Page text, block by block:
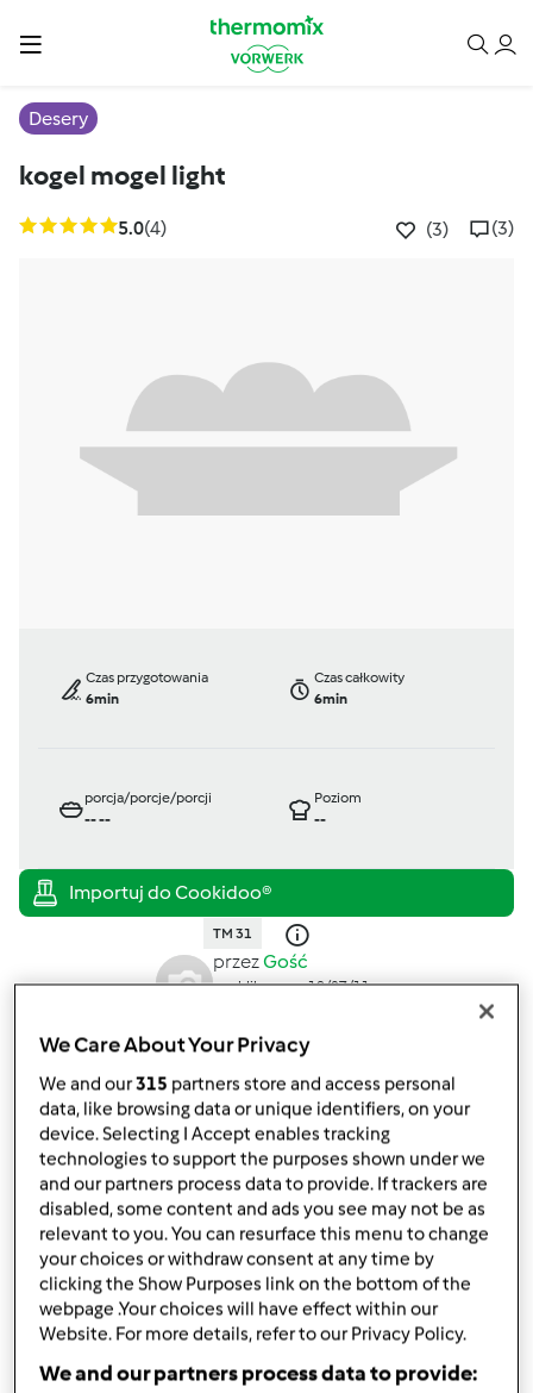
Desery
kogel mogel light
5.0(4) (3) (3)
Czas przygotowania
6min
Czas całkowity
6min
porcja/porcje/porcji
----
Poziom
--
TM 31
przezGość
opublikowany: 18/07/11
Dodaj do moich kolekcji
podziel się przepisem
Stwórz wariant
Składniki
4łyżeczkicukru
1 jajko
We Care About Your Privacy
We and our315 partners store and access personal
data, like browsing data or unique identifiers, on your
device. Selecting I Accept enables tracking
technologies to support the purposes shown under we
and our partners process data to provide. If trackers are
disabled, some content and ads you see may not be as
relevant to you. You can resurface this menu to change
your choices or withdraw consent at any time by
clicking the Show Purposes link on the bottom of the
webpage .Your choices will have effect within our
Website. For more details, refer to our Privacy Policy.
We and our partners process data to provide: